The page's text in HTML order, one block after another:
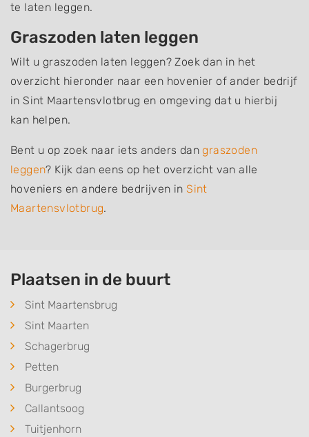
te laten leggen.
Graszoden laten leggen
Wilt u graszoden laten leggen? Zoek dan in het
overzicht hieronder naar een hovenier of ander bedrijf
in Sint Maartensvlotbrug en omgeving dat u hierbij
kan helpen.
Bent u op zoek naar iets anders dangraszoden
leggen? Kijk dan eens op het overzicht van alle
hoveniers en andere bedrijven inSint
Maartensvlotbrug.
Plaatsen in de buurt
Sint Maartensbrug
Sint Maarten
Schagerbrug
Petten
Burgerbrug
Callantsoog
Tuitjenhorn